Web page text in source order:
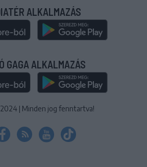
ALKALMAZÁS
GAGA ALKALMAZÁS
| Minden jog fenntartva!